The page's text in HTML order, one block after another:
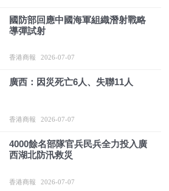
國防部回應中國海軍組織潛射戰略
導彈試射
香港商報 2026-07-07
廣西：因災死亡6人、失聯11人
香港商報 2026-07-07
4000餘名部隊官兵民兵全力投入廣
西湖北防汛救災
香港商報 2026-07-07